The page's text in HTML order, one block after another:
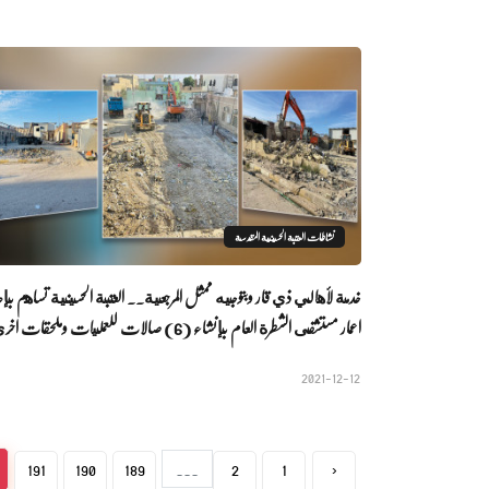
نشاطات العتبة الحسينية المقدسة
خدمة لأهالي ذي قار وبتوجيه ممثل المرجعية.. العتبة الحسينية تساهم
اعمار مستشفى الشطرة العام بإنشاء (6) صالات للعمليات وملحقات اخرى
‹
1
2
...
189
190
191